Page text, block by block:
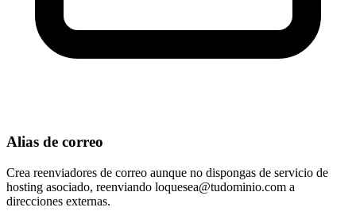
Alias de correo
Crea reenviadores de correo aunque no dispongas de servicio de
hosting asociado, reenviando loquesea@tudominio.com a
direcciones externas.